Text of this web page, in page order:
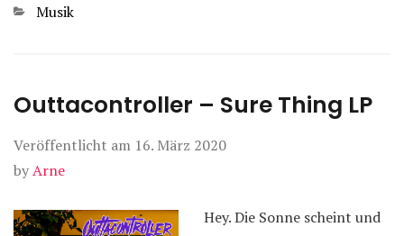
Kategorien
Musik
Outtacontroller – Sure Thing LP
Veröffentlicht am 16. März 2020
byArne
Hey. Die Sonne scheint und